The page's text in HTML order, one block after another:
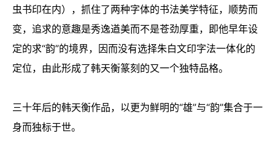
虫书印在内），抓住了两种字体的书法美学特征，顺势而
变，追求的意趣是秀逸遒美而不是苍劲厚重，即他早年设
定的求“韵”的境界，因而没有选择朱白文印字法一体化的
定位，由此形成了韩天衡篆刻的又一个独特品格。
三十年后的韩天衡作品，以更为鲜明的“雄”与“韵”集合于一
身而独标于世。